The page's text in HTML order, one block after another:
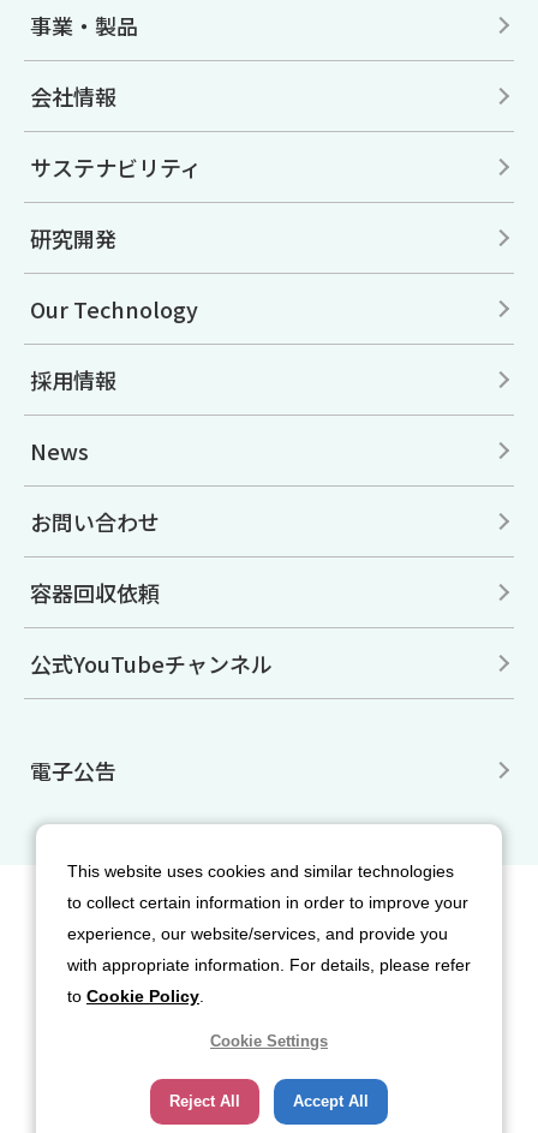
事業・製品
会社情報
サステナビリティ
研究開発
Our Technology
採用情報
News
お問い合わせ
容器回収依頼
公式YouTubeチャンネル
電子公告
利用規約
個人情報保護方針
クッキー（Cookie）ポリシー
ソーシャルメディア利用規約
Copyright© 2026 Nippon Sanso Corporation. All rights reserved.
This website uses cookies and similar technologies
to collect certain information in order to improve your
experience, our website/services, and provide you
with appropriate information. For details, please refer
to Cookie Policy
Cookie Settings
Reject All Accept All